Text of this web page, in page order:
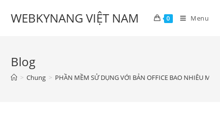
WEBKYNANG VIỆT NAM 0 Menu
Blog
> Chung > PHẦN MỀM SỬ DỤNG VỚI BẢN OFFICE BAO NHIÊU